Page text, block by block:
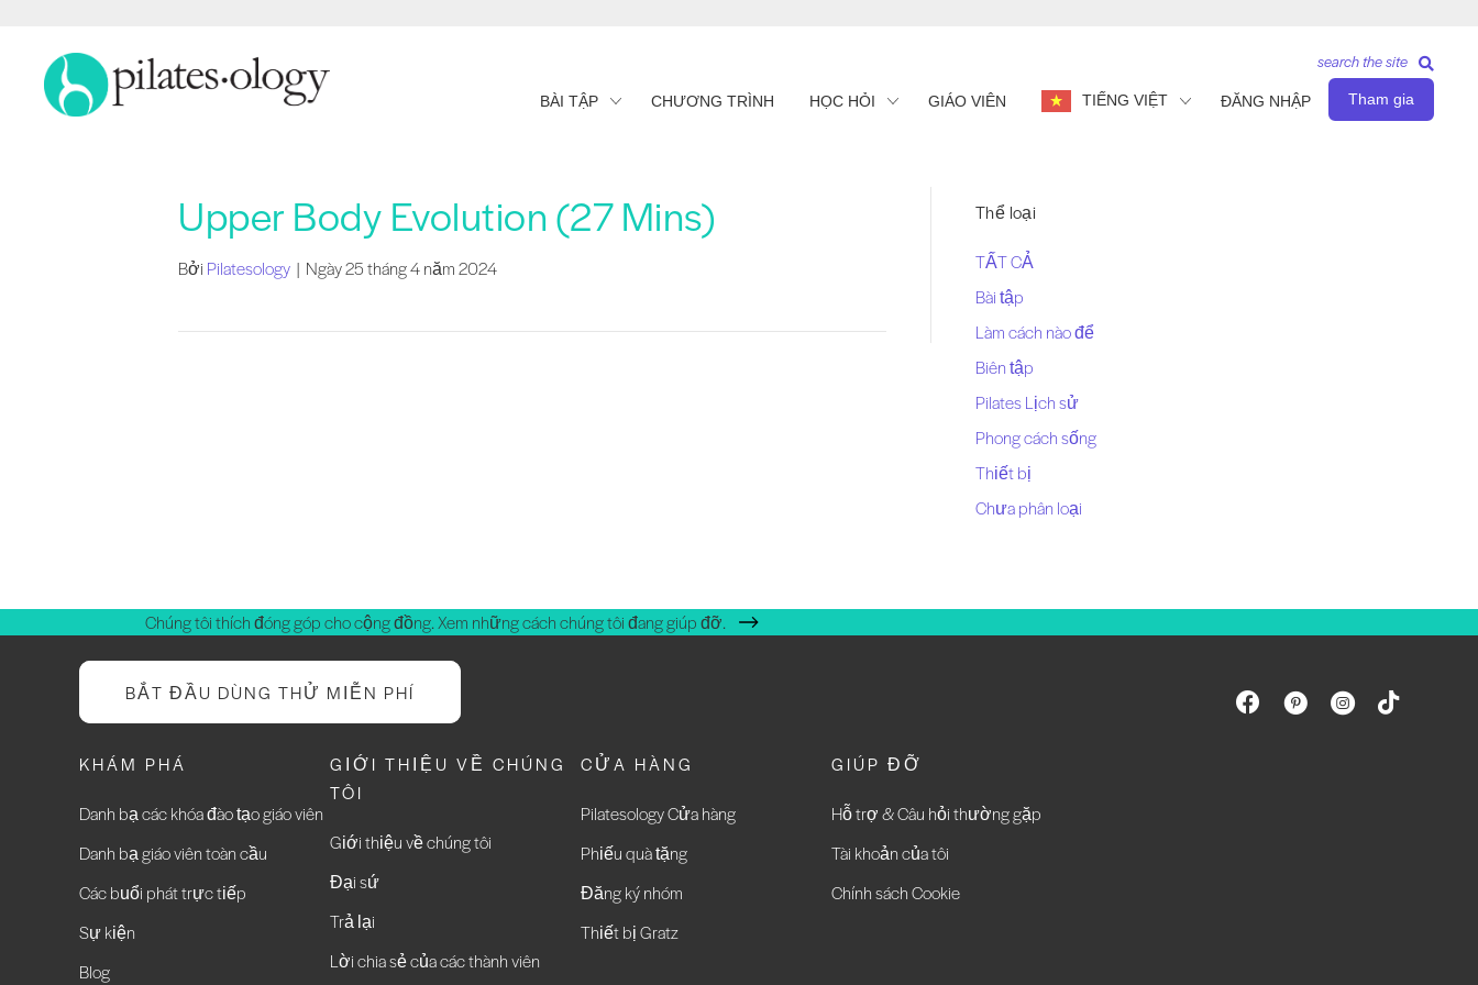
BÀI TẬP CHƯƠNG TRÌNH HỌC HỎI GIÁO VIÊN TIẾNG VIỆT ĐĂNG NHẬP Tham gia
search the site
Upper Body Evolution (27 Mins)
Bởi Pilatesology | Ngày 25 tháng 4 năm 2024
Thể loại
TẤT CẢ
Bài tập
Làm cách nào để
Biên tập
Pilates Lịch sử
Phong cách sống
Thiết bị
Chưa phân loại
Chúng tôi thích đóng góp cho cộng đồng. Xem những cách chúng tôi đang giúp đỡ.
BẮT ĐẦU DÙNG THỬ MIỄN PHÍ
KHÁM PHÁ
Danh bạ các khóa đào tạo giáo viên
Danh bạ giáo viên toàn cầu
Các buổi phát trực tiếp
Sự kiện
Blog
GIỚI THIỆU VỀ CHÚNG
TÔI
Giới thiệu về chúng tôi
Đại sứ
Trả lại
Lời chia sẻ của các thành viên
CỬA HÀNG
Pilatesology Cửa hàng
Phiếu quà tặng
Đăng ký nhóm
Thiết bị Gratz
GIÚP ĐỠ
Hỗ trợ & Câu hỏi thường gặp
Tài khoản của tôi
Chính sách Cookie